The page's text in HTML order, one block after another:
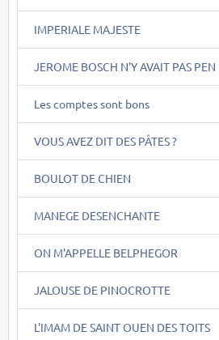
IMPERIALE MAJESTE
JEROME BOSCH N'Y AVAIT PAS PEN
Les comptes sont bons
VOUS AVEZ DIT DES PÂTES ?
BOULOT DE CHIEN
MANEGE DESENCHANTE
ON M'APPELLE BELPHEGOR
JALOUSE DE PINOCROTTE
L'IMAM DE SAINT OUEN DES TOITS